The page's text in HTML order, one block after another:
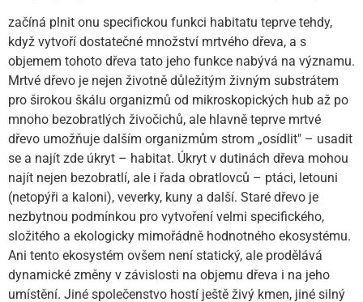
začíná plnit onu specifickou funkci habitatu teprve tehdy,
když vytvoří dostatečné množství mrtvého dřeva, a s
objemem tohoto dřeva tato jeho funkce nabývá na významu.
Mrtvé dřevo je nejen životně důležitým živným substrátem
pro širokou škálu organizmů od mikroskopických hub až po
mnoho bezobratlých živočichů, ale hlavně teprve mrtvé
dřevo umožňuje dalším organizmům strom „osídlit" – usadit
se a najít zde úkryt – habitat. Úkryt v dutinách dřeva mohou
najít nejen bezobratlí, ale i řada obratlovců – ptáci, letouni
(netopýři a kaloni), veverky, kuny a další. Staré dřevo je
nezbytnou podmínkou pro vytvoření velmi specifického,
složitého a ekologicky mimořádně hodnotného ekosystému.
Ani tento ekosystém ovšem není statický, ale prodělává
dynamické změny v závislosti na objemu dřeva i na jeho
umístění. Jiné společenstvo hostí ještě živý kmen, jiné silný